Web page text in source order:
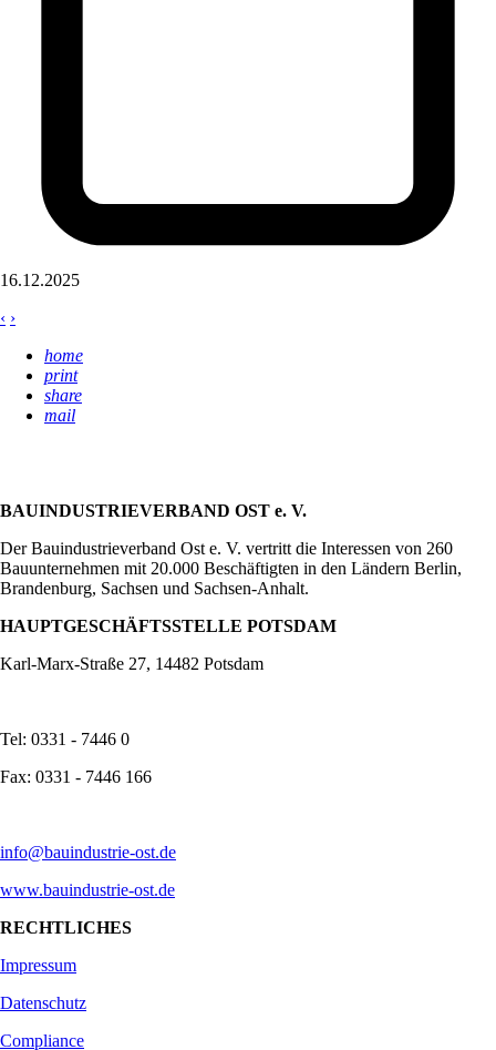
16.12.2025
‹ ›
home
print
share
mail
BAUINDUSTRIEVERBAND OST e. V.
Der Bauindustrieverband Ost e. V. vertritt die Interessen von 260
Bauunternehmen mit 20.000 Beschäftigten in den Ländern Berlin,
Brandenburg, Sachsen und Sachsen-Anhalt.
HAUPTGESCHÄFTSSTELLE POTSDAM
Karl-Marx-Straße 27, 14482 Potsdam
Tel: 0331 - 7446 0
Fax: 0331 - 7446 166
info@bauindustrie-ost.de
www.bauindustrie-ost.de
RECHTLICHES
Impressum
Datenschutz
Compliance